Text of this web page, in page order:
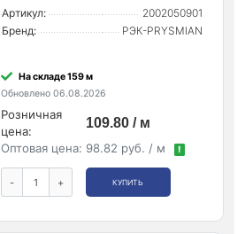
Артикул:
2002050901
Бренд:
РЭК-PRYSMIAN
На складе 159 м
Обновлено 06.08.2026
Розничная
цена:
109.80 / м
Оптовая цена: 98.82 руб. / м !
- + КУПИТЬ